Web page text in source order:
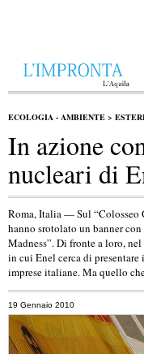
ECOLOGIA - AMBIENTE >
In azione
nucleari di
Roma, Italia — Sul “Colosseo
hanno srotolato un banner
Madness”. Di fronte a loro,
in cui Enel cerca di
imprese italiane. Ma quello
19 Gennaio 2010